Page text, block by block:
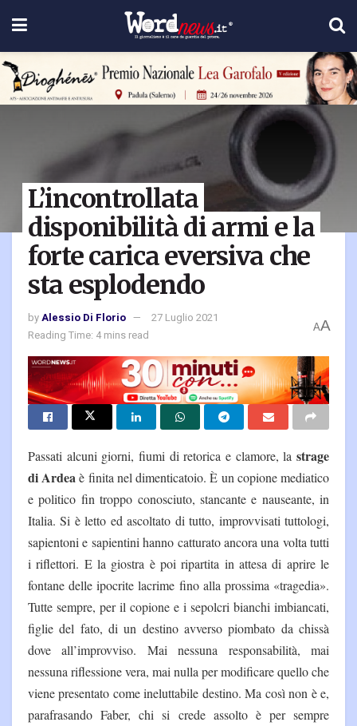
L’incontrollata
disponibilità di armi e la
forte carica eversiva che
sta esplodendo
byAlessio Di Florio
27 Luglio 2021
Reading Time: 4 mins read
AA
Passati alcuni giorni, fiumi di retorica e clamore, la strage
di Ardeaè finita nel dimenticatoio. È un copione mediatico
e politico fin troppo conosciuto, stancante e nauseante, in
Italia. Si è letto ed ascoltato di tutto, improvvisati tuttologi,
sapientoni e sapientini hanno catturato ancora una volta tutti
i riflettori. E la giostra è poi ripartita in attesa di aprire le
fontane delle ipocrite lacrime fino alla prossima «tragedia».
Tutte sempre, per il copione e i sepolcri bianchi imbiancati,
figlie del fato, di un destino avverso piombato da chissà
dove all’improvviso. Mai nessuna responsabilità, mai
nessuna riflessione vera, mai nulla per modificare quello che
viene presentato come ineluttabile destino. Ma così non è e,
parafrasando Faber, chi si crede assolto è per sempre